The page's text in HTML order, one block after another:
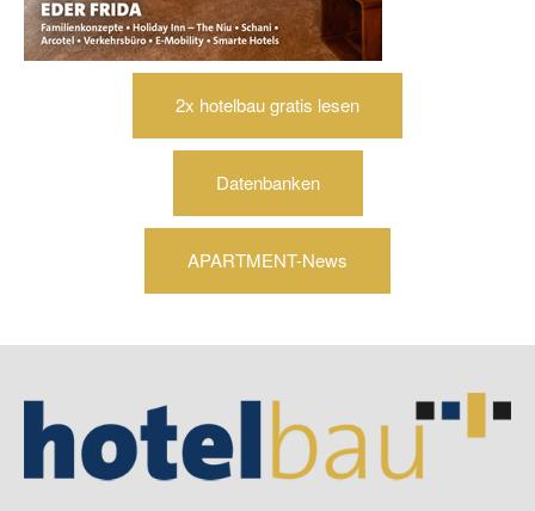
2x hotelbau gratis lesen
Datenbanken
APARTMENT-News